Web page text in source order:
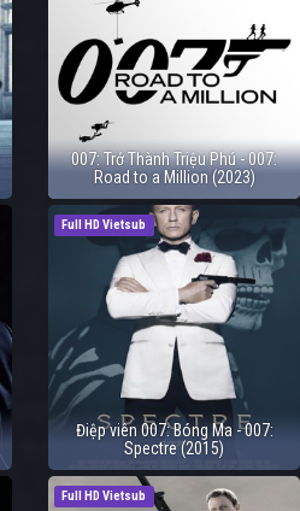
007: Trở Thành Triệu Phú - 007:
Road to a Million (2023)
Full HD Vietsub
Điệp viên 007: Bóng Ma - 007:
Spectre (2015)
Full HD Vietsub